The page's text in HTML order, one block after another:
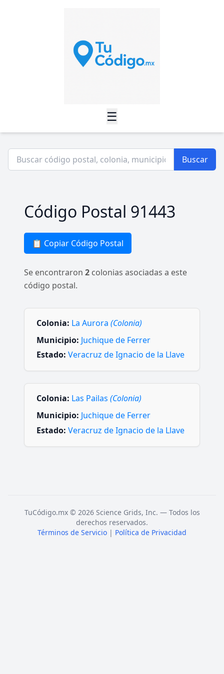
☰
Buscar
Código Postal 91443
📋 Copiar Código Postal
Se encontraron 2 colonias asociadas a este
código postal.
Colonia: La Aurora (Colonia)
Municipio: Juchique de Ferrer
Estado: Veracruz de Ignacio de la Llave
Colonia: Las Pailas (Colonia)
Municipio: Juchique de Ferrer
Estado: Veracruz de Ignacio de la Llave
TuCódigo.mx © 2026 Science Grids, Inc. — Todos los
derechos reservados.
Términos de Servicio | Política de Privacidad